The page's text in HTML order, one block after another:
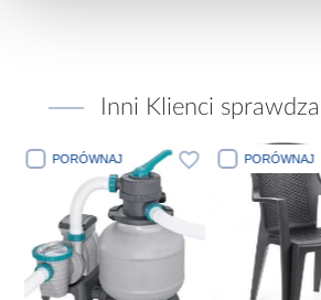
Inni Klienci
PORÓWNAJ PORÓWNAJ